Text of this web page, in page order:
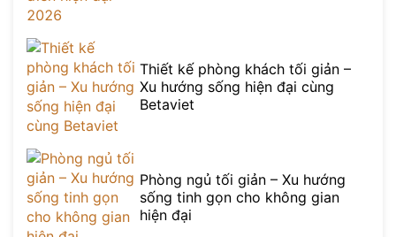
Thiết kế phòng khách tối giản –
Xu hướng sống hiện đại cùng
Betaviet
Phòng ngủ tối giản – Xu hướng
sống tinh gọn cho không gian
hiện đại